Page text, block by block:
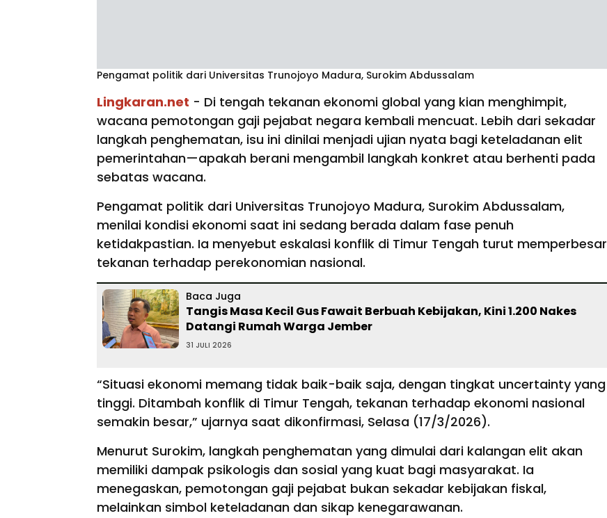
Pengamat politik dari Universitas Trunojoyo Madura, Surokim Abdussalam
Lingkaran.net - Di tengah tekanan ekonomi global yang kian menghimpit,
wacana pemotongan gaji pejabat negara kembali mencuat. Lebih dari sekadar
langkah penghematan, isu ini dinilai menjadi ujian nyata bagi keteladanan elit
pemerintahan—apakah berani mengambil langkah konkret atau berhenti pada
sebatas wacana.
Pengamat politik dari Universitas Trunojoyo Madura, Surokim Abdussalam,
menilai kondisi ekonomi saat ini sedang berada dalam fase penuh
ketidakpastian. Ia menyebut eskalasi konflik di Timur Tengah turut memperbesar
tekanan terhadap perekonomian nasional.
Baca Juga
Tangis Masa Kecil Gus Fawait Berbuah Kebijakan, Kini 1.200 Nakes
Datangi Rumah Warga Jember
31 JULI 2026
“Situasi ekonomi memang tidak baik-baik saja, dengan tingkat uncertainty yang
tinggi. Ditambah konflik di Timur Tengah, tekanan terhadap ekonomi nasional
semakin besar,” ujarnya saat dikonfirmasi, Selasa (17/3/2026).
Menurut Surokim, langkah penghematan yang dimulai dari kalangan elit akan
memiliki dampak psikologis dan sosial yang kuat bagi masyarakat. Ia
menegaskan, pemotongan gaji pejabat bukan sekadar kebijakan fiskal,
melainkan simbol keteladanan dan sikap kenegarawanan.